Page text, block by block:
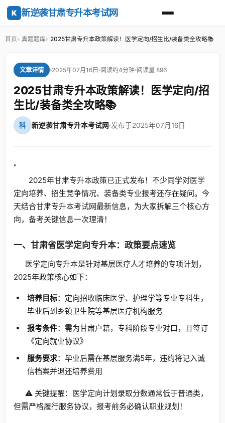
K 新逆袭甘肃专升本考试网
首页 真题题库 2025甘肃专升本政策解读！医学定向/招生比/装备类全攻略📚
文章详情 2025年07月16日 阅读约4分钟 阅读量 896
2025甘肃专升本政策解读！医学定向/招
生比/装备类全攻略📚
科 新逆袭甘肃专升本考试网·发布于2025年07月16日
"
2025年甘肃专升本政策已正式发布！不少同学对医学
定向培养、招生竞争情况、装备类专业报考还存在疑问。今
天结合甘肃专升本考试网最新信息，为大家拆解三个核心方
向，备考关键信息一次理清！
一、甘肃省医学定向专升本：政策要点速览
医学定向专升本是针对基层医疗人才培养的专项计划，
2025年政策核心如下：
培养目标：定向招收临床医学、护理学等专业专科生，
毕业后到乡镇卫生院等基层医疗机构服务
报考条件：需为甘肃户籍，专科阶段专业对口，且签订
《定向就业协议》
服务要求：毕业后需在基层服务满5年，违约将记入诚
信档案并退还培养费用
⚠️ 关键提醒：医学定向计划录取分数通常低于普通类，
但需严格履行服务协议，报考前务必确认职业规划！